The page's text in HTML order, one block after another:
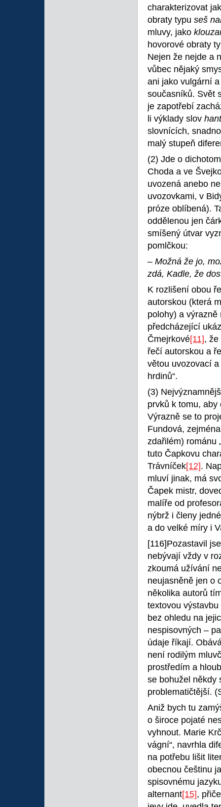
charakterizovat
obraty typu seš
mluvy, jako
hovorové obraty
Nejen že nejde a
vůbec nějaký
ani jako vulgární
současníků. Svět
je zapotřebí
li výklady slov
slovnících,
malý stupeň
(2) Jde o
Choda a ve
uvozená anebo
uvozovkami, v
próze oblíbená).
oddělenou jen
smíšený útvar
pomlčkou:
– Možná že jo,
zdá, Kadle, že
K rozlišení obou
autorskou (která
polohy) a
předcházející
Čmejrkové[11], že
řečí autorskou a
větou uvozovací
hrdinů“.
(3)
prvků k tomu, aby
Výrazně se to
Fundová,
zdařilém) románu
tuto Čapkovu
Trávníček[12].
mluví jinak, má
Čapek mistr,
malíře od
nýbrž i členy
a do velké míry i
[116]Pozastavil
nebývají vždy v
zkoumá užívání
neujasněně jen o
několika autorů
textovou
bez ohledu na
nespisovných –
údaje říkají.
není rodilým
prostředím a
se bohužel někdy
problematičtější.
Aniž bych tu
o široce pojaté
vyhnout. Marie
vágní“, navrhla
na potřebu lišit
obecnou češtinu
spisovnému
alternant[15],